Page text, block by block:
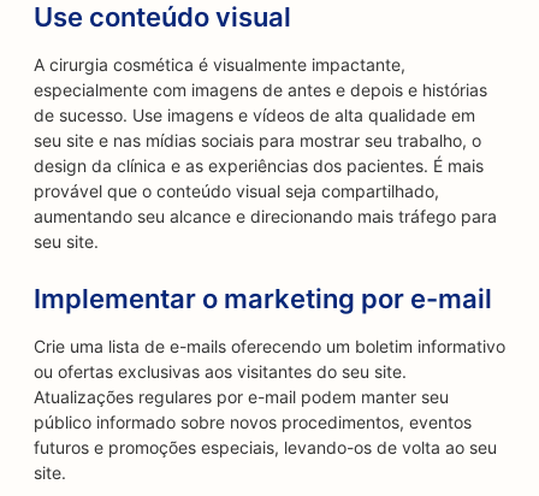
Use conteúdo visual
A cirurgia cosmética é visualmente impactante,
especialmente com imagens de antes e depois e histórias
de sucesso. Use imagens e vídeos de alta qualidade em
seu site e nas mídias sociais para mostrar seu trabalho, o
design da clínica e as experiências dos pacientes. É mais
provável que o conteúdo visual seja compartilhado,
aumentando seu alcance e direcionando mais tráfego para
seu site.
Implementar o marketing por e-mail
Crie uma lista de e-mails oferecendo um boletim informativo
ou ofertas exclusivas aos visitantes do seu site.
Atualizações regulares por e-mail podem manter seu
público informado sobre novos procedimentos, eventos
futuros e promoções especiais, levando-os de volta ao seu
site.